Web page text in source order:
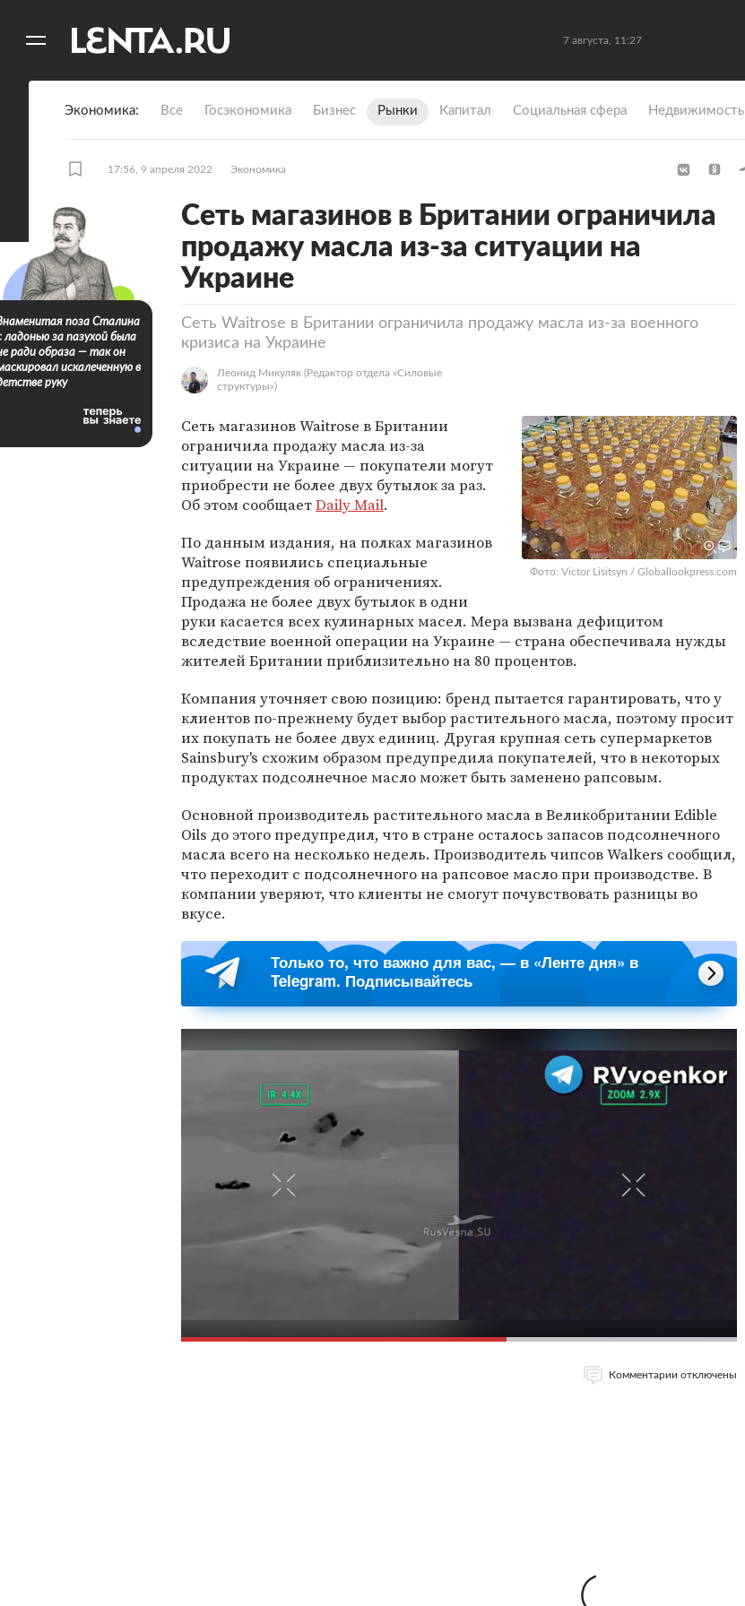
7 августа, 11:27
Экономика Все Госэкономика Бизнес Рынки Капитал Социальная сфера Недвижимость
17:56, 9 апреля 2022 Экономика
Сеть магазинов в Британии ограничила
продажу масла из-за ситуации на
Украине
Сеть Waitrose в Британии ограничила продажу масла из-за военного
кризиса на Украине
Леонид Микуляк (Редактор отдела «Силовые
структуры»)
Фото: Victor Lisitsyn / Globallookpress.com
Сеть магазинов Waitrose в Британии
ограничила продажу масла из-за
ситуации на Украине — покупатели могут
приобрести не более двух бутылок за раз.
Об этом сообщаетDaily Mail.
По данным издания, на полках магазинов
Waitrose появились специальные
предупреждения об ограничениях.
Продажа не более двух бутылок в одни
руки касается всех кулинарных масел. Мера вызвана дефицитом
вследствие военной операции на Украине — страна обеспечивала нужды
жителей Британии приблизительно на 80 процентов.
Компания уточняет свою позицию: бренд пытается гарантировать, что у
клиентов по-прежнему будет выбор растительного масла, поэтому просит
их покупать не более двух единиц. Другая крупная сеть супермаркетов
Sainsbury's схожим образом предупредила покупателей, что в некоторых
продуктах подсолнечное масло может быть заменено рапсовым.
Основной производитель растительного масла в Великобритании Edible
Oils до этого предупредил, что в стране осталось запасов подсолнечного
масла всего на несколько недель. Производитель чипсов Walkers сообщил,
что переходит с подсолнечного на рапсовое масло при производстве. В
компании уверяют, что клиенты не смогут почувствовать разницы во
вкусе.
Только то, что важно для вас, — в «Ленте дня» в
Telegram. Подписывайтесь
Комментарии отключены
поза Сталина
ладонью за пазухой была
ради образа — так он
искалеченную в
руку